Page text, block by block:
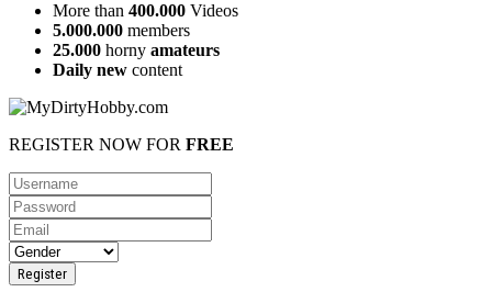
More than 400.000 Videos
5.000.000 members
25.000 horny amateurs
Daily new content
REGISTER NOW FOR FREE